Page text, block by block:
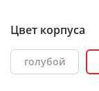
Цвет корпуса
голубой